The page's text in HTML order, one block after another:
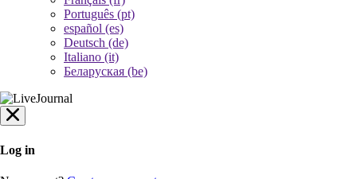
Português (pt)
español (es)
Deutsch (de)
Italiano (it)
Беларуская (be)
Log in